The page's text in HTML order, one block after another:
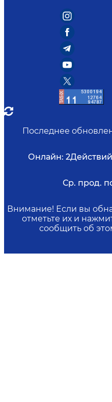
Последнее
Онлайн: 2
Ср. прод.
Внимание! Если вы
отметьте их и
сообщить об